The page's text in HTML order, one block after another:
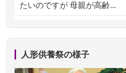
での方法が...
2026/07/10家から近かった
たいのですが 母親が高齢...
2024/01/13剥製の供養・処
人形供養祭の様子